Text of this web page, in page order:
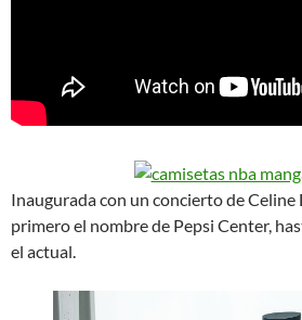
Inaugurada con un concierto de Celine
primero el nombre de Pepsi Center,
el actual.